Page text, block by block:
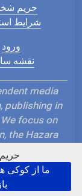
ما از کوکی
حریم
شرایط
ورود
نقشه
media
publishing in
focus on
the Hazara
nations and
Uzbek,